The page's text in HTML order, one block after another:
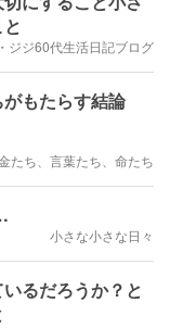
ジジ60代生活日記ブログ
もたらす結論
たち、言葉たち、命たち
小さな小さな日々
るだろうか？と